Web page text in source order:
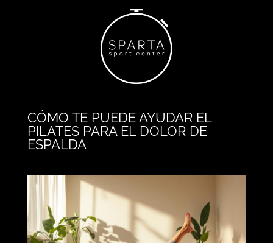
CÓMO TE PUEDE AYUDAR EL
PILATES PARA EL DOLOR DE
ESPALDA